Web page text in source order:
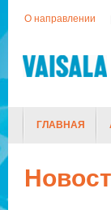
О направлении
ГЛАВНАЯ